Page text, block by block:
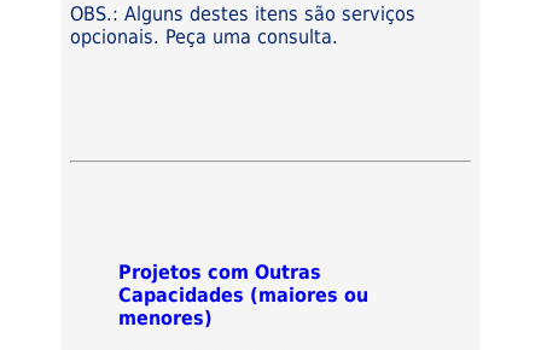
OBS.: Alguns destes itens são serviços
opcionais. Peça uma consulta.
Projetos com Outras
Capacidades (maiores ou
menores)